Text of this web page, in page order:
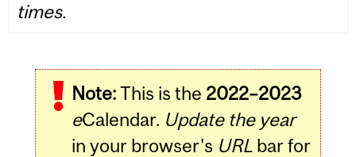
times.
Note:This is the 2022–2023
eCalendar. Update the year
in your browser's URLbar for